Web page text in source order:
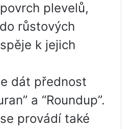
plevelů,
růstových
k jejich
dát přednost
a “Roundup”.
provádí také